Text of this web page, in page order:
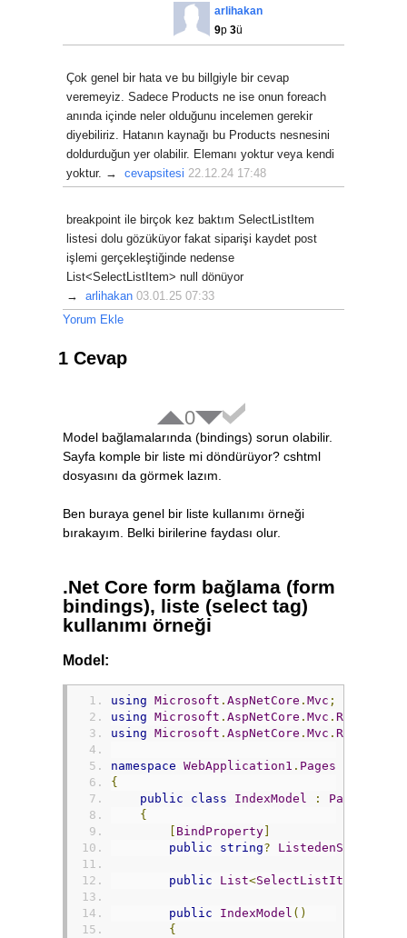
arlihakan
9p 3ü
Çok genel bir hata ve bu billgiyle bir cevap
veremeyiz. Sadece Products ne ise onun foreach
anında içinde neler olduğunu incelemen gerekir
diyebiliriz. Hatanın kaynağı bu Products nesnesini
doldurduğun yer olabilir. Elemanı yoktur veya kendi
yoktur. → cevapsitesi 22.12.24 17:48
breakpoint ile birçok kez baktım SelectListItem
listesi dolu gözüküyor fakat siparişi kaydet post
işlemi gerçekleştiğinde nedense
List<SelectListItem> null dönüyor
→ arlihakan 03.01.25 07:33
Yorum Ekle
1 Cevap
0
Model bağlamalarında (bindings) sorun olabilir.
Sayfa komple bir liste mi döndürüyor? cshtml
dosyasını da görmek lazım.
Ben buraya genel bir liste kullanımı örneği
bırakayım. Belki birilerine faydası olur.
.Net Core form bağlama (form
bindings), liste (select tag)
kullanımı örneği
Model:
using Microsoft . AspNetCore . Mvc ;
using Microsoft . AspNetCore . Mvc .
using Microsoft . AspNetCore . Mvc . Rendering
namespace WebApplication1 . Pages
{
public
class IndexModel :
PageModel
{
BindProperty
public
string? ListedenSecilen
public List<SelectListItem
public IndexModel ()
{